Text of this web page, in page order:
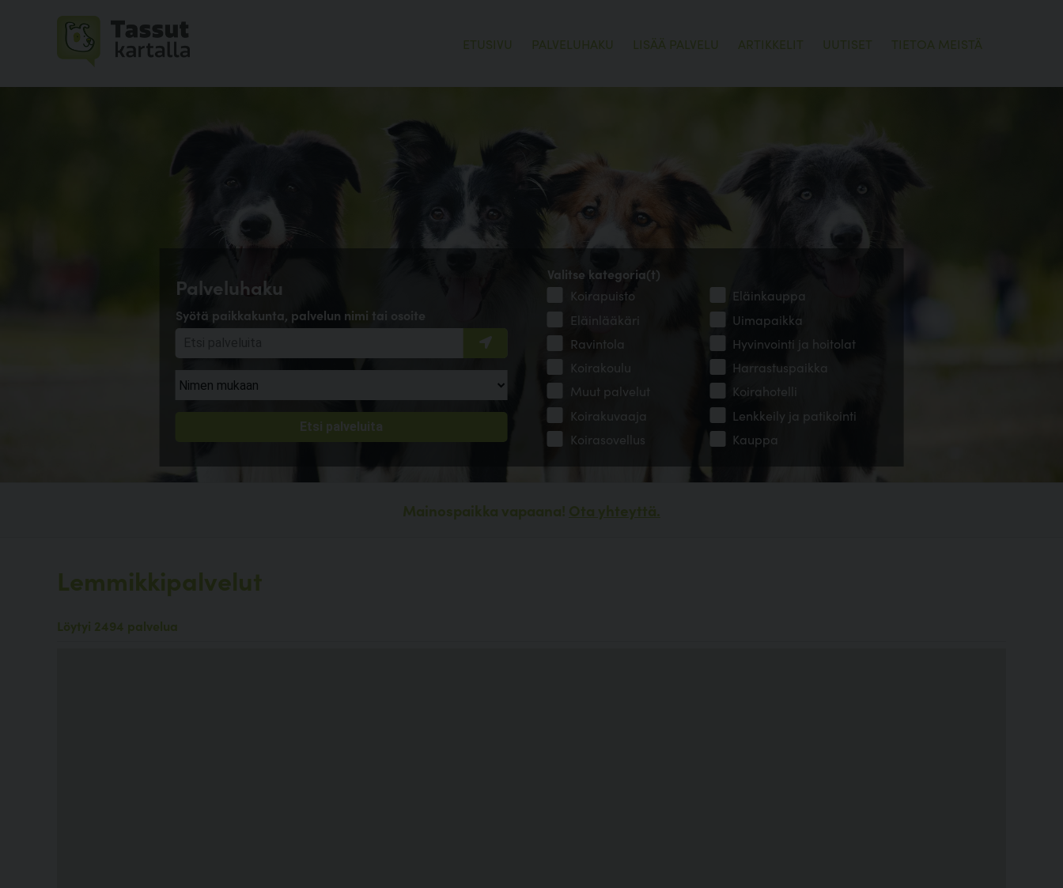
ETUSIVU PALVELUHAKU LISÄÄ PALVELU ARTIKKELIT UUTISET TIETOA MEISTÄ
Palveluhaku
Syötä paikkakunta, palvelun nimi tai osoite
Valitse kategoria(t)
Koirapuisto
Eläinkauppa
Eläinlääkäri
Uimapaikka
Ravintola
Hyvinvointi ja hoitolat
Koirakoulu
Harrastuspaikka
Muut palvelut
Koirahotelli
Koirakuvaaja
Lenkkeily ja patikointi
Koirasovellus
Kauppa
Mainospaikka vapaana! Ota yhteyttä.
Lemmikkipalvelut
Löytyi 2494 palvelua